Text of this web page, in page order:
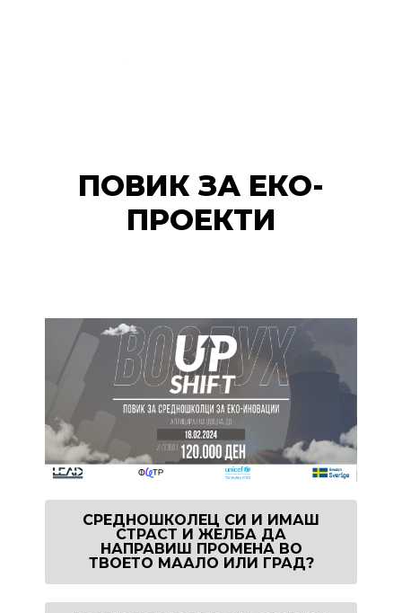
ПОВИК ЗА ЕКО-
ПРОЕКТИ
СРЕДНОШКОЛЕЦ СИ И ИМАШ
СТРАСТ И ЖЕЛБА ДА
НАПРАВИШ ПРОМЕНА ВО
ТВОЕТО МААЛО ИЛИ ГРАД?